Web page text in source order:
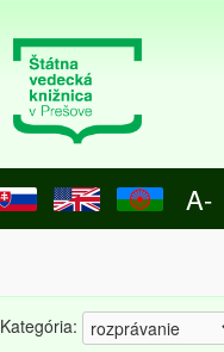
A-
Kategória: